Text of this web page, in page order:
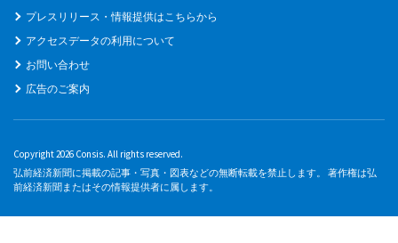
プレスリリース・情報提供はこちらから
アクセスデータの利用について
お問い合わせ
広告のご案内
Copyright 2026 Consis. All rights reserved.
弘前経済新聞に掲載の記事・写真・図表などの無断転載を禁止します。 著作権は弘
前経済新聞またはその情報提供者に属します。